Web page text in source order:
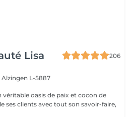
Lisa
206
Alzingen L-5887
véritable oasis de paix et cocon de
ses clients avec tout son savoir-faire,